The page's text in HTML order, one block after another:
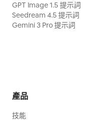
GPT Image 1.5 提示詞
Seedream 4.5 提示詞
Gemini 3 Pro 提示詞
產品
技能